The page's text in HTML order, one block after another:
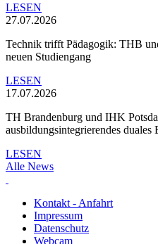
LESEN
27.07.2026
Technik trifft Pädagogik: THB
neuen Studiengang
LESEN
17.07.2026
TH Brandenburg und IHK
ausbildungsintegrierendes
LESEN
Alle News
Kontakt - Anfahrt
Impressum
Datenschutz
Webcam